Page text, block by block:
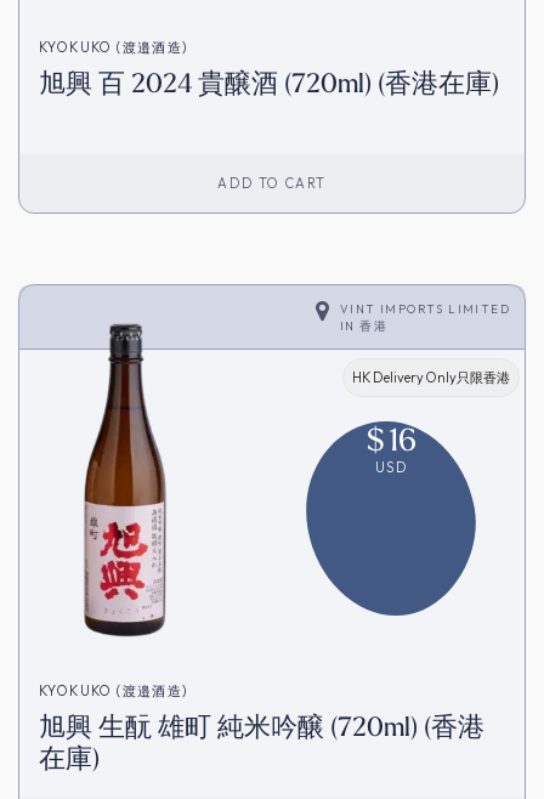
KYOKUKO (渡邉酒造)
旭興 百 2024 貴醸酒 (720ml) (香港在庫)
ADD TO CART
VINT IMPORTS LIMITED
IN香港
HK Delivery Only只限香港
$16
USD
KYOKUKO (渡邉酒造)
旭興 生酛 雄町 純米吟醸 (720ml) (香港
在庫)